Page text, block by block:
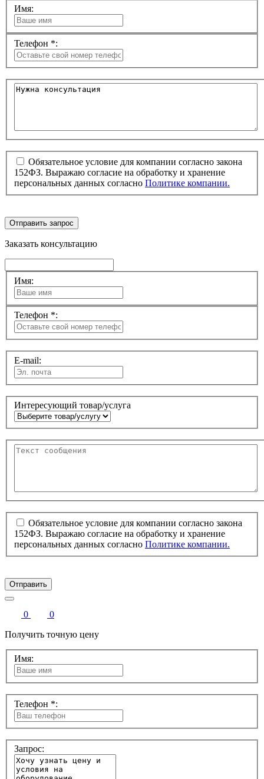
Имя:
Телефон *:
Обязательное условие для компании согласно закона
152ФЗ. Выражаю согласие на обработку и хранение
персональных данных согласно Политике компании.
Отправить запрос
Заказать консультацию
Имя:
Телефон *:
E-mail:
Интересующий товар/услуга
Обязательное условие для компании согласно закона
152ФЗ. Выражаю согласие на обработку и хранение
персональных данных согласно Политике компании.
Отправить
0
0
Получить точную цену
Имя:
Телефон *:
Запрос: